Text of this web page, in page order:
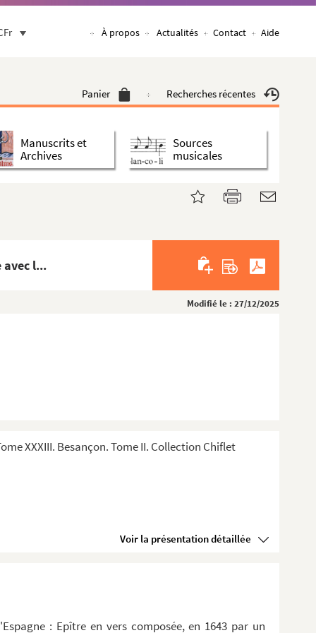
À propos Actualités Contact Aide
Panier Recherches récentes
Manuscrits et
Archives
Sources
musicales
avec l...
Modifié le : 27/12/2025
XXXIII. Besançon. Tome II. Collection Chiflet
Voir la présentation détaillée
: Epître en vers composée, en 1643 par un